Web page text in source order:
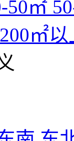
50㎡
200㎡以